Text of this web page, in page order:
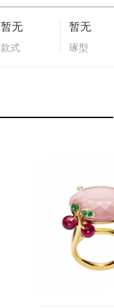
暂无
款式
暂无
琢型